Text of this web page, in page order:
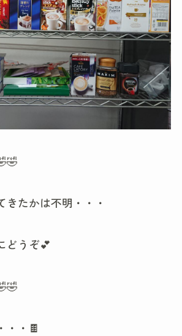
きたかは不明・・・
どうぞ💕
・・🍫